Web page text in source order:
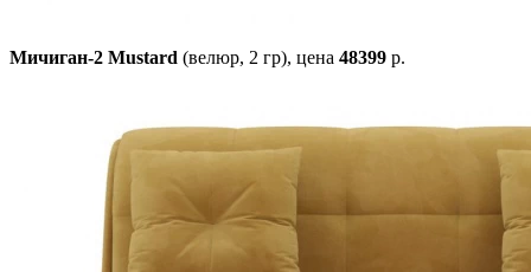
Мичиган-2 Mustard (велюр, 2 гр), цена 48399 р.